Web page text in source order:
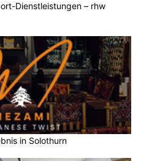
Dienstleistungen – rhw
in Solothurn